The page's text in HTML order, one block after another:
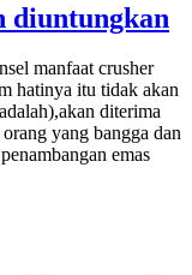
diuntungkan
manfaat crusher
hatinya itu tidak akan
diterima
yang bangga dan
emas